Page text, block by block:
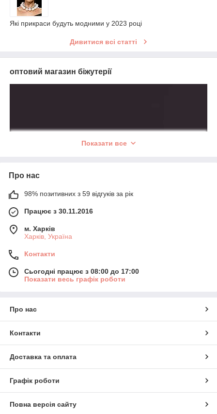
Які прикраси будуть модними у 2023 році
Дивитися всі статті
оптовий магазин біжутерії
VEAR — оптовий магазин
Кулони, ланцюжки, браслети, намиста,
сережки та інші прикраси
років досвіду діяльності на українському ринку
Понад
5 000
асортименту. Безкоштовна доставка до регіонів
України, за умови купівлі на суму від
від обсягу замовлення.
Найпопулярніші прикраси
Показати все
Про нас
98% позитивних з 59 відгуків за рік
Працює з 30.11.2016
м. Харків
Харків, Україна
Контакти
Сьогодні працює з 08:00 до 17:00
Показати весь графік роботи
Про нас
Контакти
Доставка та оплата
Графік роботи
Повна версія сайту